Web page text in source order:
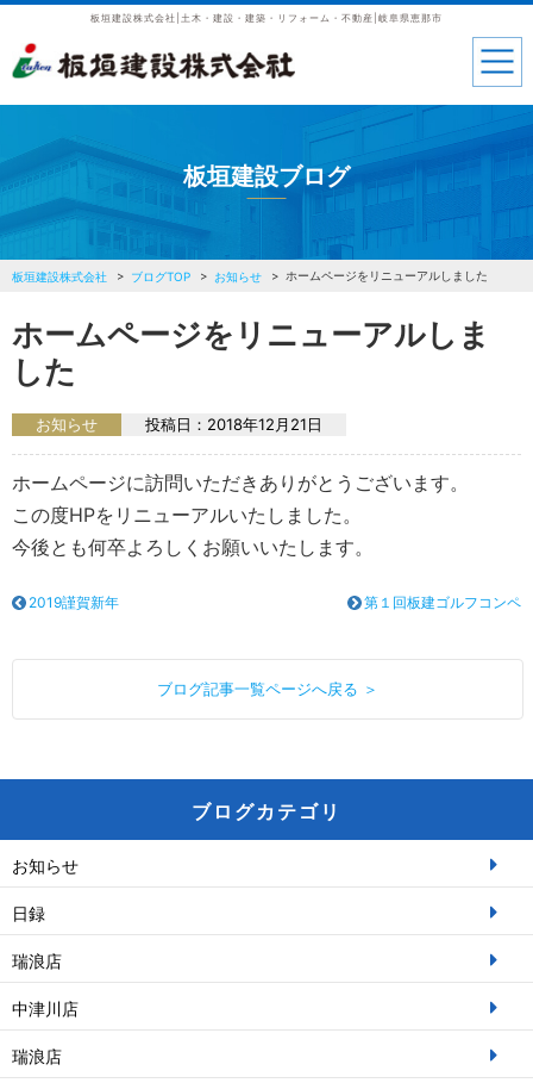
板垣建設株式会社|土木・建設・建築・リフォーム・不動産|岐阜県恵那市
板垣建設ブログ
板垣建設株式会社 ブログTOP お知らせ ホームページをリニューアルしました
ホームページをリニューアルしま
した
お知らせ 投稿日： 2018年12月21日
ホームページに訪問いただきありがとうございます。
この度HPをリニューアルいたしました。
今後とも何卒よろしくお願いいたします。
2019謹賀新年 第１回板建ゴルフコンペ
ブログ記事一覧ページへ戻る ＞
ブログカテゴリ
お知らせ
日録
瑞浪店
中津川店
瑞浪店